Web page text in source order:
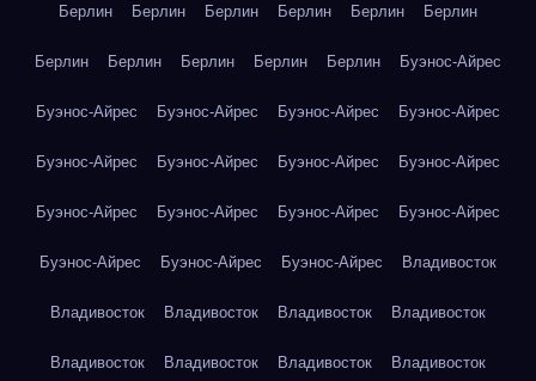
Берлин Берлин Берлин Берлин Берлин Берлин
Берлин Берлин Берлин Берлин Берлин Буэнос-Айрес
Буэнос-Айрес Буэнос-Айрес Буэнос-Айрес Буэнос-Айрес
Буэнос-Айрес Буэнос-Айрес Буэнос-Айрес Буэнос-Айрес
Буэнос-Айрес Буэнос-Айрес Буэнос-Айрес Буэнос-Айрес
Буэнос-Айрес Буэнос-Айрес Буэнос-Айрес Владивосток
Владивосток Владивосток Владивосток Владивосток
Владивосток Владивосток Владивосток Владивосток